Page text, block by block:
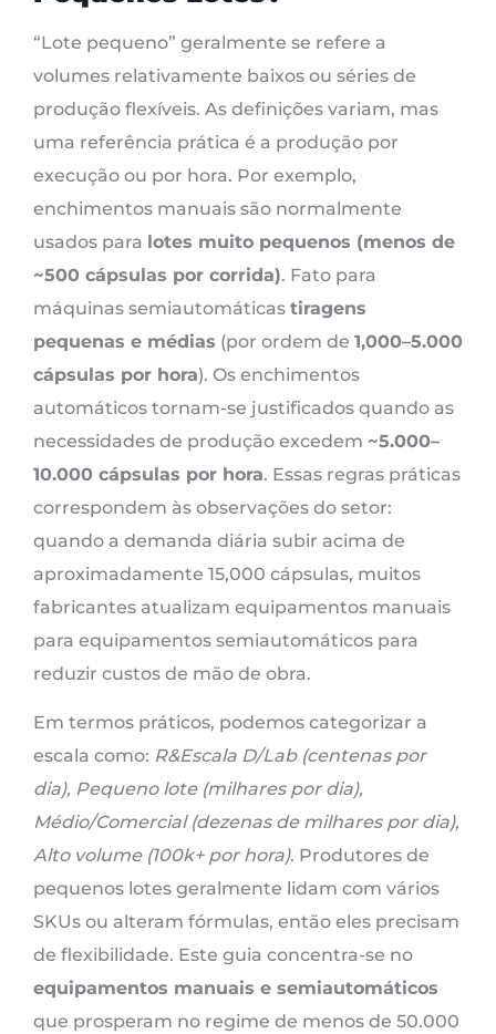
“Lote pequeno” geralmente se refere a
volumes relativamente baixos ou séries de
produção flexíveis. As definições variam, mas
uma referência prática é a produção por
execução ou por hora. Por exemplo,
enchimentos manuais são normalmente
usados ​​para lotes muito pequenos (menos de
~500 cápsulas por corrida). Fato para
máquinas semiautomáticas tiragens
pequenas e médias (por ordem de 1,000–5.000
cápsulas por hora). Os enchimentos
automáticos tornam-se justificados quando as
necessidades de produção excedem ~5.000–
10.000 cápsulas por hora. Essas regras práticas
correspondem às observações do setor:
quando a demanda diária subir acima de
aproximadamente 15,000 cápsulas, muitos
fabricantes atualizam equipamentos manuais
para equipamentos semiautomáticos para
reduzir custos de mão de obra.
Em termos práticos, podemos categorizar a
escala como: R&Escala D/Lab (centenas por
dia), Pequeno lote (milhares por dia),
Médio/Comercial (dezenas de milhares por dia),
Alto volume (100k+ por hora). Produtores de
pequenos lotes geralmente lidam com vários
SKUs ou alteram fórmulas, então eles precisam
de flexibilidade. Este guia concentra-se no
equipamentos manuais e semiautomáticos
que prosperam no regime de menos de 50.000